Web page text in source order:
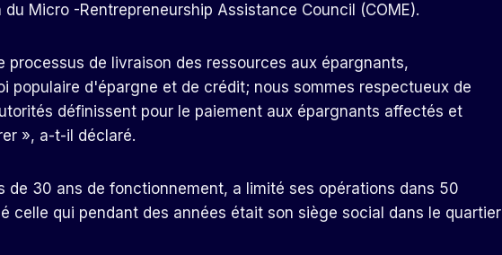
Micro -Rentrepreneurship Assistance Council (COME).
processus de livraison des ressources aux épargnants,
populaire d'épargne et de crédit; nous sommes respectueux de
définissent pour le paiement aux épargnants affectés et
», a-t-il déclaré.
de 30 ans de fonctionnement, a limité ses opérations dans 50
celle qui pendant des années était son siège social dans le quartier